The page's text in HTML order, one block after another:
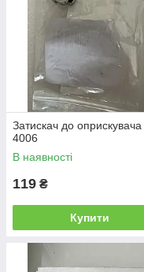
Затискач до оприскувача
4006
В наявності
119 ₴
Купити